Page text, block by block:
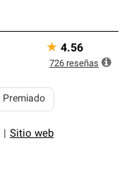
Sitio web
Premiado
★ 4.56
726 reseñas